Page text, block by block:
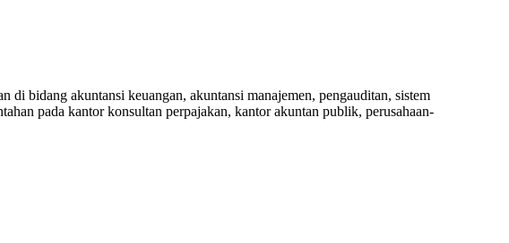
bidang akuntansi keuangan, akuntansi manajemen, pengauditan, sistem
pada kantor konsultan perpajakan, kantor akuntan publik, perusahaan-